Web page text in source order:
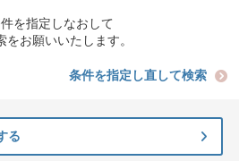
を指定しなおして
をお願いいたします。
条件を指定し直して検索
る